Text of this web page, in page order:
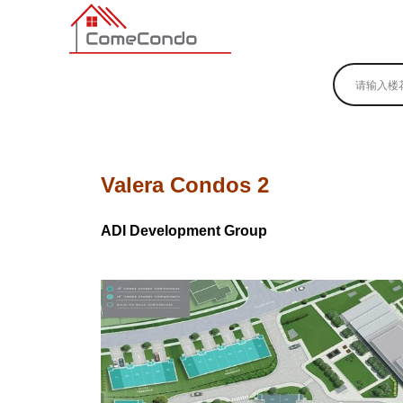
多伦多最新最全的楼花搜索引擎
Valera Condos 2
ADI Development Group